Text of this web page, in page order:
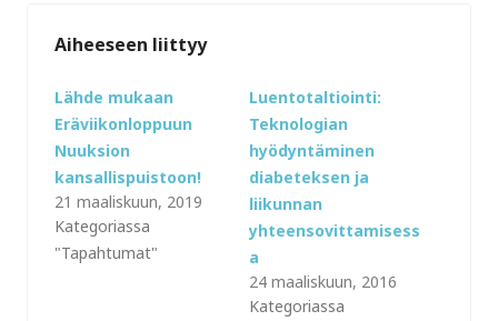
Aiheeseen liittyy
Lähde mukaan
Eräviikonloppuun
Nuuksion
kansallispuistoon!
21 maaliskuun, 2019
Kategoriassa
"Tapahtumat"
Luentotaltiointi:
Teknologian
hyödyntäminen
diabeteksen ja
liikunnan
yhteensovittamisess
a
24 maaliskuun, 2016
Kategoriassa